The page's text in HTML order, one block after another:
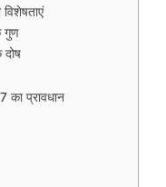
गुण
का प्रावधान